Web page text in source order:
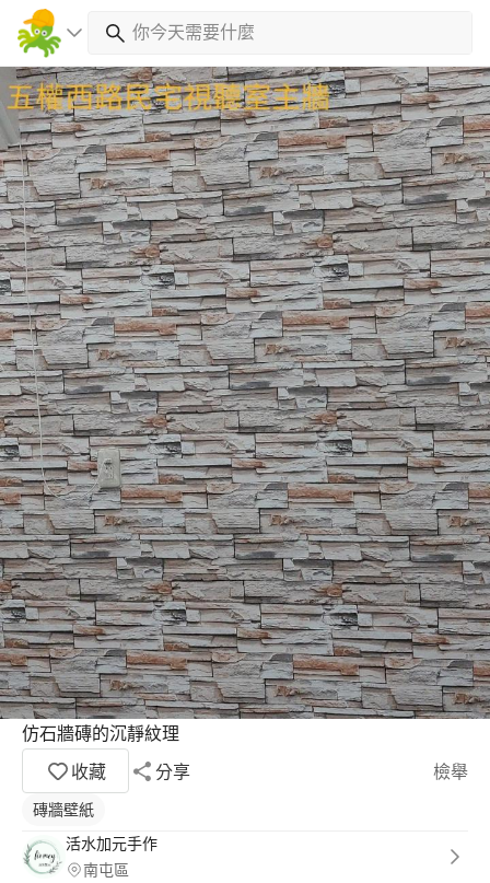
仿石牆磚的沉靜紋理
收藏
分享 檢舉
磚牆壁紙
活水加元手作
南屯區